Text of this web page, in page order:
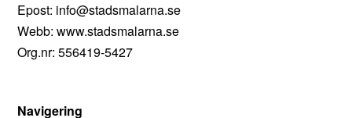
Epost: info@stadsmalarna.se
Webb: www.stadsmalarna.se
Org.nr: 556419-5427
Navigering